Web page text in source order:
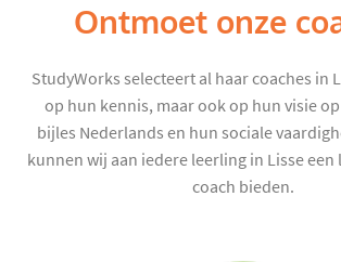
Ontmoet onze
StudyWorks selecteert al haar coaches in
op hun kennis, maar ook op hun visie
bijles Nederlands en hun sociale
kunnen wij aan iedere leerling in Lisse een
coach bieden.